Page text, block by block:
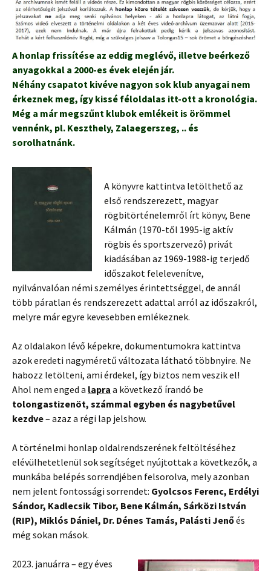
A honlap frissítése az eddig meglévő, illetve beérkező
anyagokkal a 2000-es évek elején jár.
Néhány csapatot kivéve nagyon sok klub anyagai nem
érkeznek meg, így kissé féloldalas itt-ott a kronológia.
Még a már megszűnt klubok emlékeit is örömmel
vennénk, pl. Keszthely, Zalaegerszeg, .. és
sorolhatnánk.
A könyvre kattintva letölthető az
első rendszerezett, magyar
rögbitörténelemről írt könyv, Bene
Kálmán (1970-től 1995-ig aktív
rögbis és sportszervező) privát
kiadásában az 1969-1988-ig terjedő
időszakot felelevenítve,
nyilvánvalóan némi személyes érintettséggel, de annál
több páratlan és rendszerezett adattal arról az időszakról,
melyre már egyre kevesebben emlékeznek.
Az oldalakon lévő képekre, dokumentumokra kattintva
azok eredeti nagyméretű változata látható többnyire. Ne
habozz letölteni, ami érdekel, így biztos nem veszik el!
Ahol nem enged a lapra a következő írandó be
tolongastizenöt, számmal egyben és nagybetűvel
kezdve– azaz a régi lap jelshow.
A történelmi honlap oldalrendszerének feltöltéséhez
elévülhetetlenül sok segítséget nyújtottak a következők, a
munkába belépés sorrendjében felsorolva, mely azonban
nem jelent fontossági sorrendet: Gyolcsos Ferenc, Erdélyi
Sándor, Kadlecsik Tibor, Bene Kálmán, Sárközi István
(RIP), Miklós Dániel, Dr. Dénes Tamás, Palásti Jenőés
még sokan mások.
2023. januárra – egy éves